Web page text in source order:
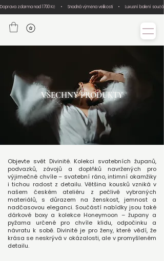
Doprava zdarma nad 1700 Kč     •     Snadná výměna velikosti     •     Luxusní balení
VŠECHNY PRODUKTY
Objevte svět Divinité. Kolekci svatebních županů,
podvazků, závojů a doplňků navržených pro
výjimečné chvíle – svatební ráno, intimní okamžiky
i tichou radost z detailu. Většina kousků vzniká v
našem českém ateliéru z pečlivě vybraných
materiálů, s důrazem na ženskost, jemnost a
nadčasovou eleganci. Součástí nabídky jsou také
dárkové boxy a kolekce Honeymoon – župany a
pyžama určené pro chvíle klidu, odpočinku a
návratu k sobě. Divinité je pro ženy, které vědí, že
krása se neskrývá v okázalosti, ale v promyšleném
detailu.